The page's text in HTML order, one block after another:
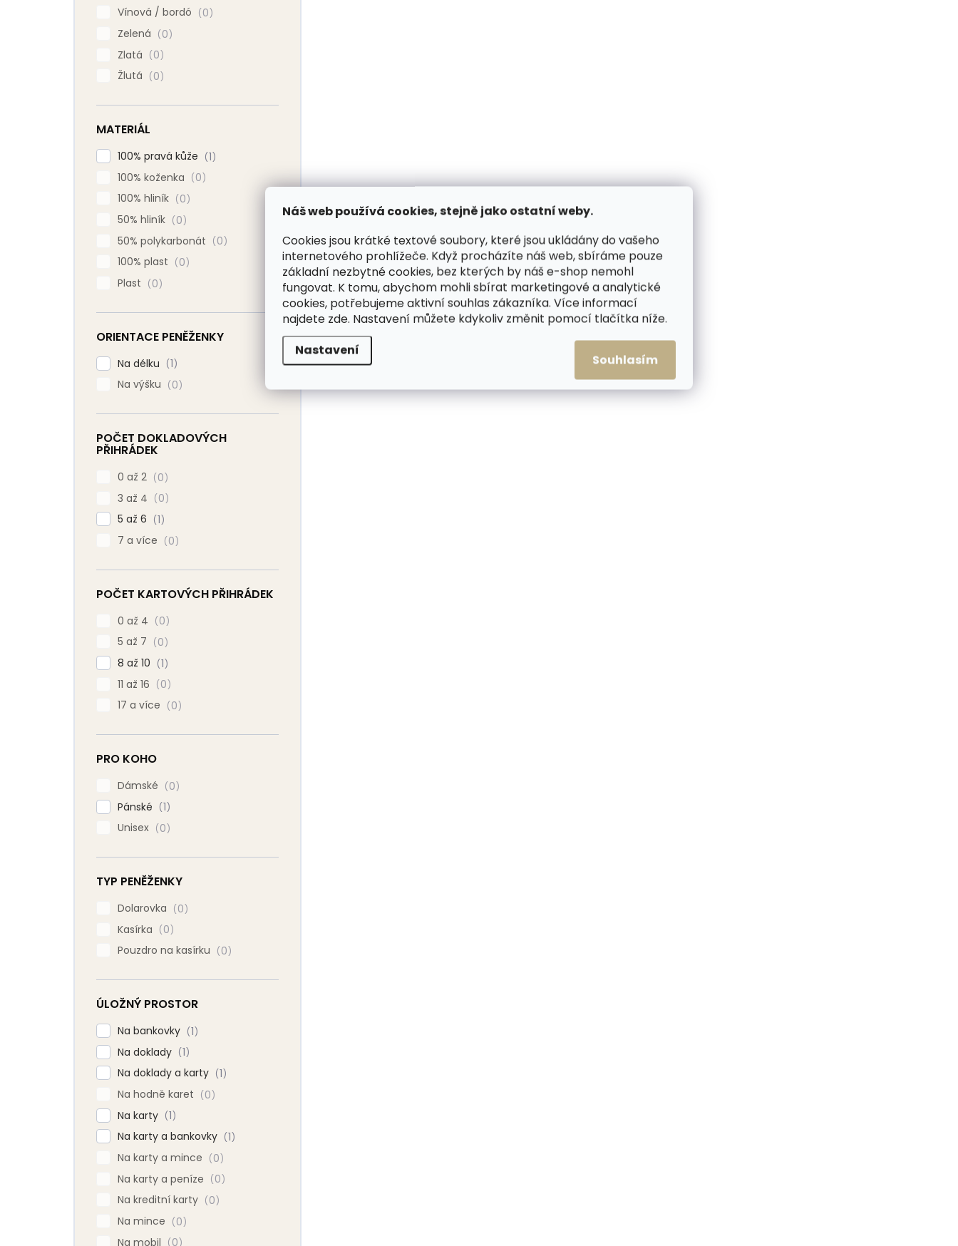
Náš web používá cookies, stejně jako ostatní weby.
Cookies jsou krátké textové soubory, které jsou ukládány do vašeho
internetového prohlížeče. Když procházíte náš web, sbíráme pouze
základní nezbytné cookies, bez kterých by náš e-shop nemohl
fungovat. K tomu, abychom mohli sbírat marketingové a analytické
cookies, potřebujeme aktivní souhlas zákazníka. Více informací
najdete zde. Nastavení můžete kdykoliv změnit pomocí tlačítka níže.
Nastavení
Souhlasím
Vínová / bordó
0
Zelená
0
Zlatá
0
Žlutá
0
MATERIÁL
100% pravá kůže
1
100% koženka
0
100% hliník
0
50% hliník
0
50% polykarbonát
0
100% plast
0
Plast
0
ORIENTACE PENĚŽENKY
Na délku
1
Na výšku
0
POČET DOKLADOVÝCH
PŘIHRÁDEK
0 až 2
0
3 až 4
0
5 až 6
1
7 a více
0
POČET KARTOVÝCH PŘIHRÁDEK
0 až 4
0
5 až 7
0
8 až 10
1
11 až 16
0
17 a více
0
PRO KOHO
Dámské
0
Pánské
1
Unisex
0
TYP PENĚŽENKY
Dolarovka
0
Kasírka
0
Pouzdro na kasírku
0
ÚLOŽNÝ PROSTOR
Na bankovky
1
Na doklady
1
Na doklady a karty
1
Na hodně karet
0
Na karty
1
Na karty a bankovky
1
Na karty a mince
0
Na karty a peníze
0
Na kreditní karty
0
Na mince
0
Na mobil
0